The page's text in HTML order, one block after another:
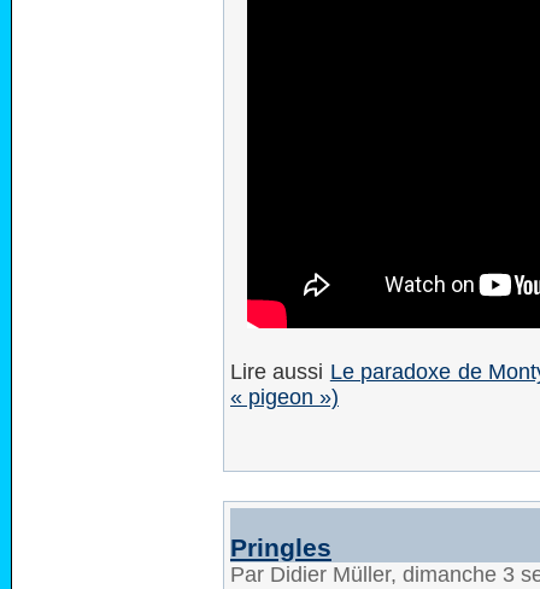
Lire aussi Le paradoxe de
« pigeon »)
Pringles
Par Didier Müller, dimanche 3